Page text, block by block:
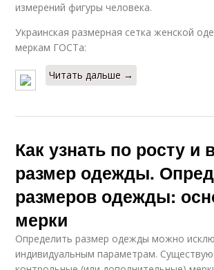
измерений фигуры человека.
Украинская размерная сетка женской
меркам ГОСТа:
Читать дальше →
Как узнать по росту и
размер одежды.
размеров одежды:
мерки
Определить размер одежды можно
индивидуальным параметрам.